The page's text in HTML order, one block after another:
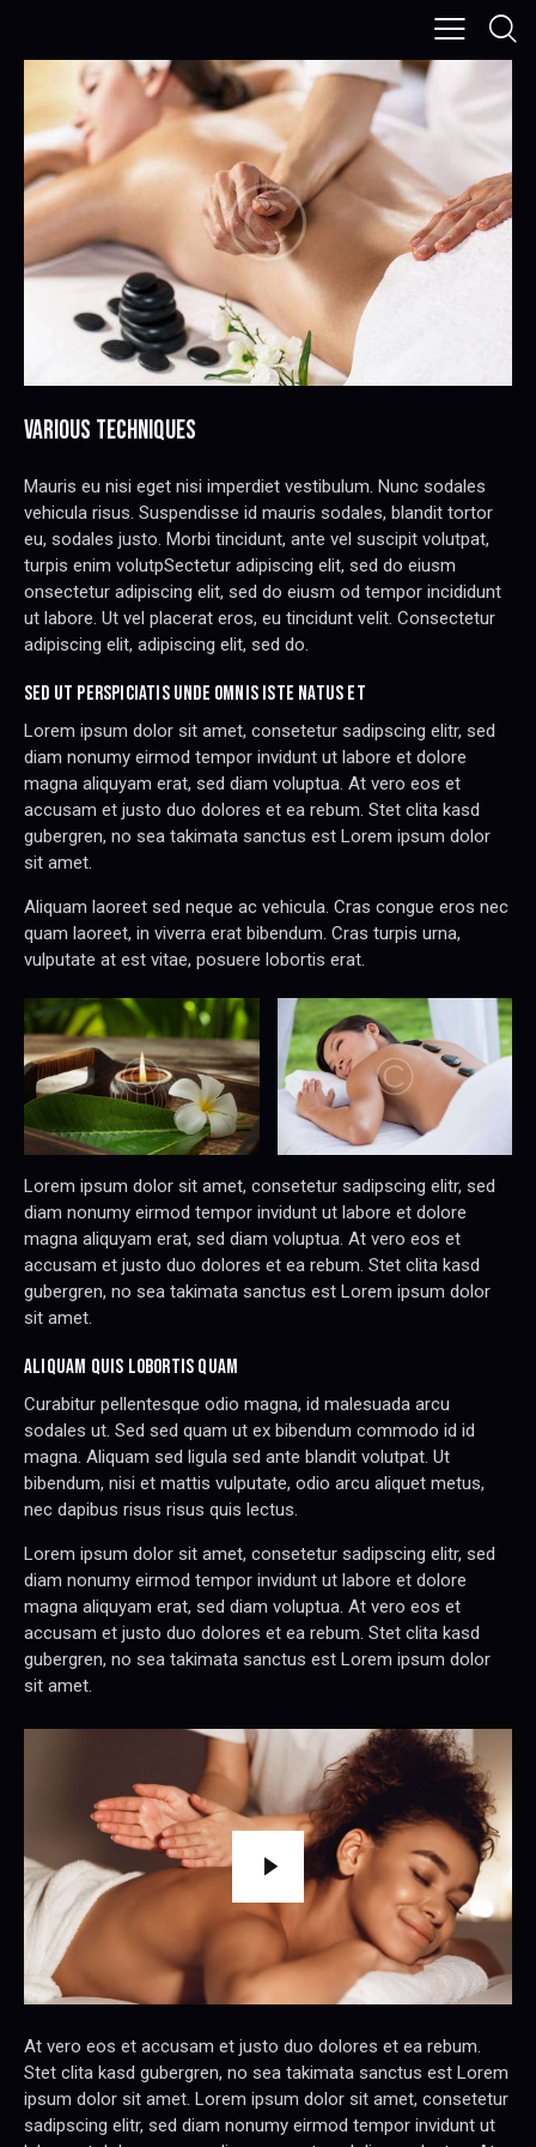
VARIOUS TECHNIQUES
Mauris eu nisi eget nisi imperdiet vestibulum. Nunc sodales
vehicula risus. Suspendisse id mauris sodales, blandit tortor
eu, sodales justo. Morbi tincidunt, ante vel suscipit volutpat,
turpis enim volutpSectetur adipiscing elit, sed do eiusm
onsectetur adipiscing elit, sed do eiusm od tempor incididunt
ut labore. Ut vel placerat eros, eu tincidunt velit. Consectetur
adipiscing elit, adipiscing elit, sed do.
SED UT PERSPICIATIS UNDE OMNIS ISTE NATUS ET
Lorem ipsum dolor sit amet, consetetur sadipscing elitr, sed
diam nonumy eirmod tempor invidunt ut labore et dolore
magna aliquyam erat, sed diam voluptua. At vero eos et
accusam et justo duo dolores et ea rebum. Stet clita kasd
gubergren, no sea takimata sanctus est Lorem ipsum dolor
sit amet.
Aliquam laoreet sed neque ac vehicula. Cras congue eros nec
quam laoreet, in viverra erat bibendum. Cras turpis urna,
vulputate at est vitae, posuere lobortis erat.
Lorem ipsum dolor sit amet, consetetur sadipscing elitr, sed
diam nonumy eirmod tempor invidunt ut labore et dolore
magna aliquyam erat, sed diam voluptua. At vero eos et
accusam et justo duo dolores et ea rebum. Stet clita kasd
gubergren, no sea takimata sanctus est Lorem ipsum dolor
sit amet.
ALIQUAM QUIS LOBORTIS QUAM
Curabitur pellentesque odio magna, id malesuada arcu
sodales ut. Sed sed quam ut ex bibendum commodo id id
magna. Aliquam sed ligula sed ante blandit volutpat. Ut
bibendum, nisi et mattis vulputate, odio arcu aliquet metus,
nec dapibus risus risus quis lectus.
Lorem ipsum dolor sit amet, consetetur sadipscing elitr, sed
diam nonumy eirmod tempor invidunt ut labore et dolore
magna aliquyam erat, sed diam voluptua. At vero eos et
accusam et justo duo dolores et ea rebum. Stet clita kasd
gubergren, no sea takimata sanctus est Lorem ipsum dolor
sit amet.
At vero eos et accusam et justo duo dolores et ea rebum.
Stet clita kasd gubergren, no sea takimata sanctus est Lorem
ipsum dolor sit amet. Lorem ipsum dolor sit amet, consetetur
sadipscing elitr, sed diam nonumy eirmod tempor invidunt ut